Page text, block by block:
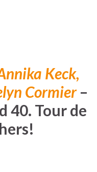
Keck,
Cormier–
40. Tour de